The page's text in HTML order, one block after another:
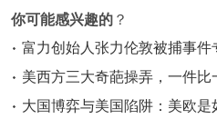
你可能感兴趣的 ？
富力创始人张力伦敦被捕事件
美西方三大奇葩操弄，一件比
大国博弈与美国陷阱：美欧